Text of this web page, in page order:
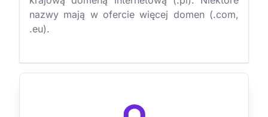
nazwy mają w ofercie więcej domen (.com,
.eu).